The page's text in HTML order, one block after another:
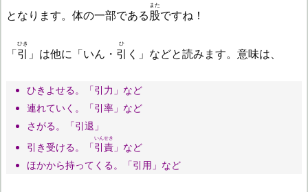
となります。体の一部である 股
また
ですね！
「引
ひき
」は他に「いん・ 引
ひ
く」などと読みます。意味は、
ひきよせる。「引力」など
連れていく。「引率」など
さがる。「引退」
引き受ける。「引責
いんせき
」など
ほかから持ってくる。「引用」など